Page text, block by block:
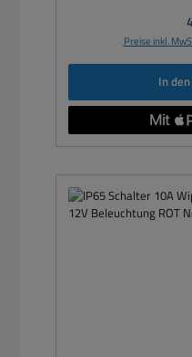
Preise inkl.
In